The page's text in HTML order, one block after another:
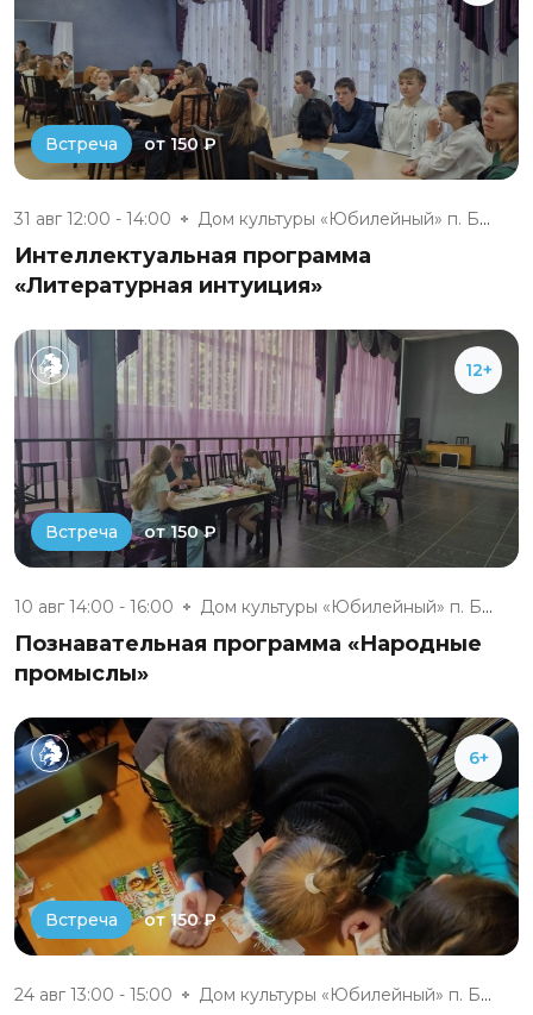
Встреча от 150 ₽
31 авг 12:00 - 14:00 Дом культуры «Юбилейный» п. Бе...
Интеллектуальная программа
«Литературная интуиция»
12+
Встреча от 150 ₽
10 авг 14:00 - 16:00 Дом культуры «Юбилейный» п. Бе...
Познавательная программа «Народные
промыслы»
6+
Встреча от 150 ₽
24 авг 13:00 - 15:00 Дом культуры «Юбилейный» п. Бе...